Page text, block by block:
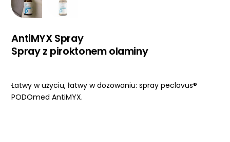
AntiMYX Spray
Spray z piroktonem olaminy
Łatwy w użyciu, łatwy w dozowaniu: spray peclavus®
PODOmed AntiMYX.